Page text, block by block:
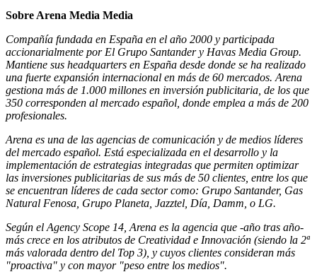
Sobre Arena Media Media
Compañía fundada en España en el año 2000 y participada
accionarialmente por El Grupo Santander y Havas Media Group.
Mantiene sus headquarters en España desde donde se ha realizado
una fuerte expansión internacional en más de 60 mercados. Arena
gestiona más de 1.000 millones en inversión publicitaria, de los que
350 corresponden al mercado español, donde emplea a más de 200
profesionales.
Arena es una de las agencias de comunicación y de medios líderes
del mercado español. Está especializada en el desarrollo y la
implementación de estrategias integradas que permiten optimizar
las inversiones publicitarias de sus más de 50 clientes, entre los que
se encuentran líderes de cada sector como: Grupo Santander, Gas
Natural Fenosa, Grupo Planeta, Jazztel, Día, Damm, o LG.
Según el Agency Scope 14, Arena es la agencia que -año tras año-
más crece en los atributos de Creatividad e Innovación (siendo la 2ª
más valorada dentro del Top 3), y cuyos clientes consideran más
"proactiva" y con mayor "peso entre los medios".